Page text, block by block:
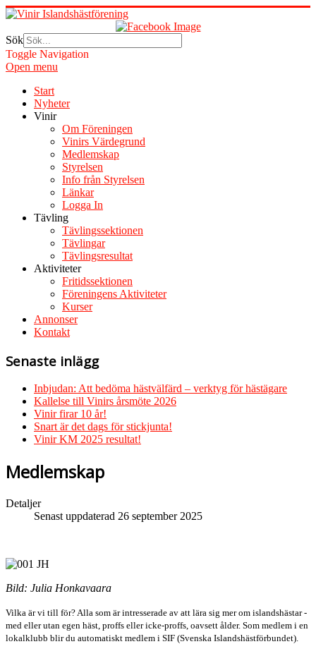
Sök
Toggle Navigation
Open menu
Start
Nyheter
Vinir
Om Föreningen
Vinirs Värdegrund
Medlemskap
Styrelsen
Info från Styrelsen
Länkar
Logga In
Tävling
Tävlingssektionen
Tävlingar
Tävlingsresultat
Aktiviteter
Fritidssektionen
Föreningens Aktiviteter
Kurser
Annonser
Kontakt
Senaste inlägg
Inbjudan: Att bedöma hästvälfärd – verktyg för hästägare
Kallelse till Vinirs årsmöte 2026
Vinir firar 10 år!
Snart är det dags för stickjunta!
Vinir KM 2025 resultat!
Medlemskap
Detaljer
Senast uppdaterad 26 september 2025
Bild: Julia Honkavaara
Vilka är vi till för? Alla som är intresserade av att lära sig mer om islandshästar -
med eller utan egen häst, proffs eller icke-proffs, oavsett ålder. Som medlem i en
lokalklubb blir du automatiskt medlem i SIF (Svenska Islandshästförbundet).